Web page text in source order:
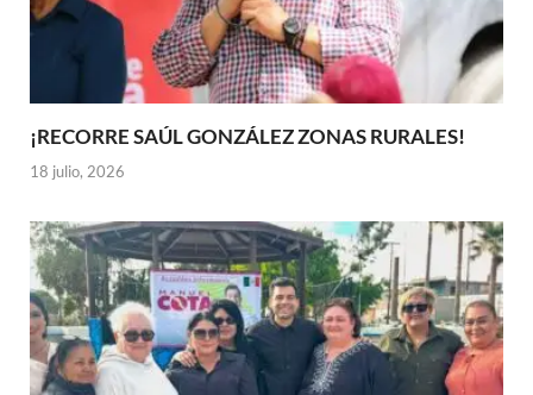
¡RECORRE SAÚL GONZÁLEZ ZONAS RURALES!
18 julio, 2026